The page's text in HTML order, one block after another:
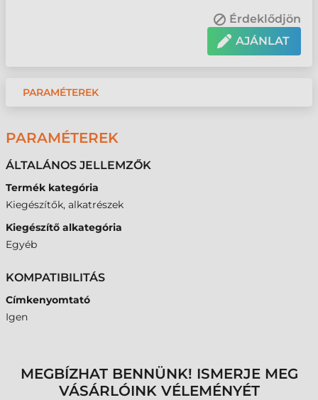
Érdeklődjön
AJÁNLAT
PARAMÉTEREK
PARAMÉTEREK
ÁLTALÁNOS JELLEMZŐK
Termék kategória
Kiegészítők, alkatrészek
Kiegészítő alkategória
Egyéb
KOMPATIBILITÁS
Címkenyomtató
Igen
MEGBÍZHAT BENNÜNK! ISMERJE MEG
VÁSÁRLÓINK VÉLEMÉNYÉT